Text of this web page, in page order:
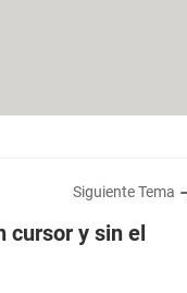
Siguiente Tema
cursor y sin el